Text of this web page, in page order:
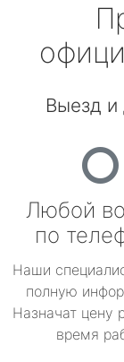
Выезд и
Любой
по
Наши
полную
Назначат цену
время